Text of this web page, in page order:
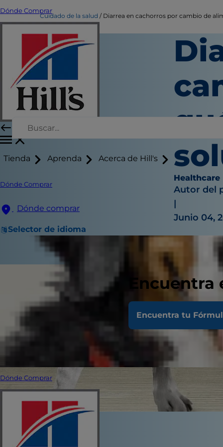
Dónde Comprar
Tienda Aprenda Acerca de Hill's
Dónde Comprar
Dónde comprar
Selector de idioma
Encuentra tu
Dónde Comprar
Cuidado de la salud Diarrea en cachorros por cambio de
Healthcare
Autor del
|
Junio 04,